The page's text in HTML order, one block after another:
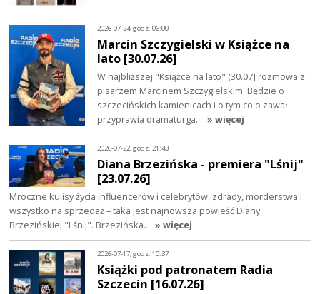
2026-07-24, godz. 06:00
Marcin Szczygielski w Książce na
lato [30.07.26]
W najbliższej "Książce na lato" (30.07] rozmowa z
pisarzem Marcinem Szczygielskim. Będzie o
szczecińskich kamienicach i o tym co o zawał
przyprawia dramaturga… » więcej
2026-07-22, godz. 21:43
Diana Brzezińska - premiera "Lśnij"
[23.07.26]
Mroczne kulisy życia influencerów i celebrytów, zdrady, morderstwa i
wszystko na sprzedaż – taka jest najnowsza powieść Diany
Brzezińskiej "Lśnij". Brzezińska… » więcej
2026-07-17, godz. 10:37
Książki pod patronatem Radia
Szczecin [16.07.26]